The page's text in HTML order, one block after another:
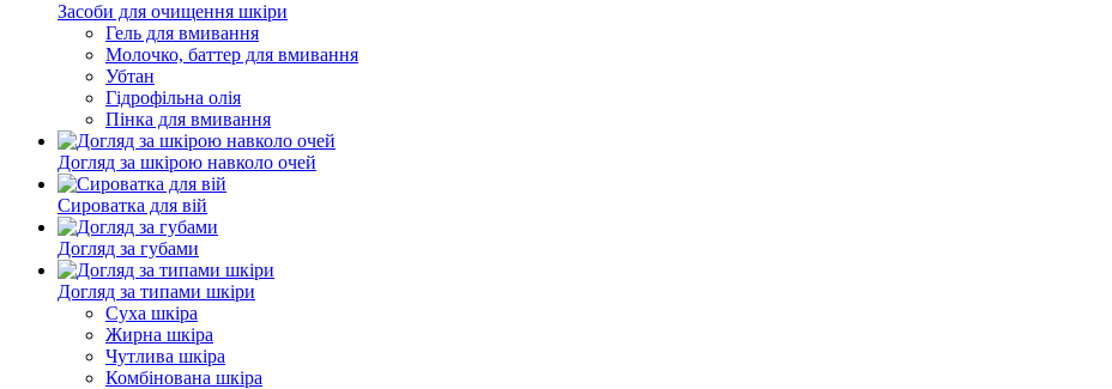
Засоби для очищення шкіри
Гель для вмивання
Молочко, баттер для вмивання
Убтан
Гідрофільна олія
Пінка для вмивання
Догляд за шкірою навколо очей
Сироватка для вій
Догляд за губами
Догляд за типами шкіри
Суха шкіра
Жирна шкіра
Чутлива шкіра
Комбінована шкіра